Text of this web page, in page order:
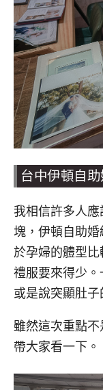
台中伊頓自
我相信許多人應
塊，伊頓自助
於孕婦的體型
禮服要來得少
或是說突顯肚子
雖然這次重點不
帶大家看一下。